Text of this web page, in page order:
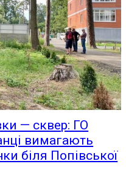
— сквер: ГО
вимагають
біля Попівської